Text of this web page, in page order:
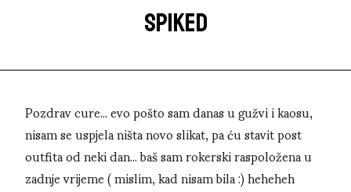
SPIKED
Pozdrav cure... evo pošto sam danas u gužvi i kaosu,
nisam se uspjela ništa novo slikat, pa ću stavit post
outfita od neki dan... baš sam rokerski raspoložena u
zadnje vrijeme ( mislim, kad nisam bila :) heheheh